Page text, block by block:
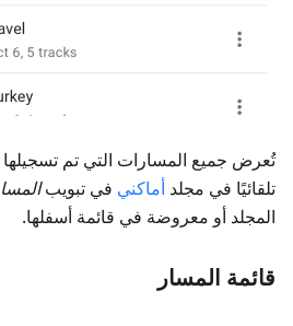
تُعرض جميع المسارات التي تم تسجيلها
تلقائيًا في مجلد أماكني في تبويب
المجلد أو معروضة في قائمة أسفلها.
قائمة المسار